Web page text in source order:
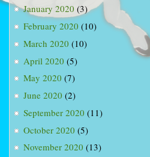
January 2020 (3)
February 2020 (10)
March 2020 (10)
April 2020 (5)
May 2020 (7)
June 2020 (2)
September 2020 (11)
October 2020 (5)
November 2020 (13)